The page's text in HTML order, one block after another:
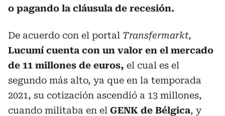
o pagando la cláusula de recesión.
De acuerdo con el portal Transfermarkt,
Lucumí cuenta con un valor en el mercado
de 11 millones de euros, el cual es el
segundo más alto, ya que en la temporada
2021, su cotización ascendió a 13 millones,
cuando militaba en el GENK de Bélgica, y